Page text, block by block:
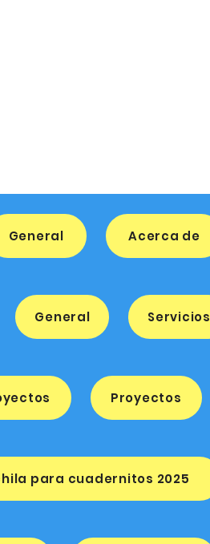
General Acerca de
General Servicios
Proyectos
para cuadernitos 2025